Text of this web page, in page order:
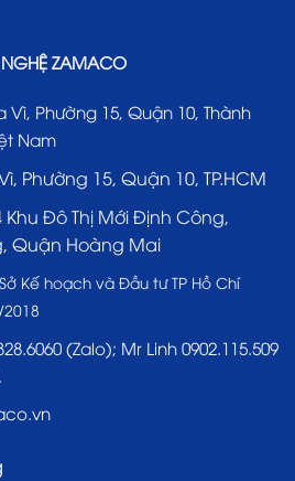
ZAMACO
Vì, Phường 15, Quận 10, Thành
Nam
Phường 15, Quận 10, TP.HCM
Khu Đô Thị Mới Định Công,
Quận Hoàng Mai
Kế hoạch và Đầu tư TP Hồ Chí
(Zalo); Mr Linh 0902.115.509